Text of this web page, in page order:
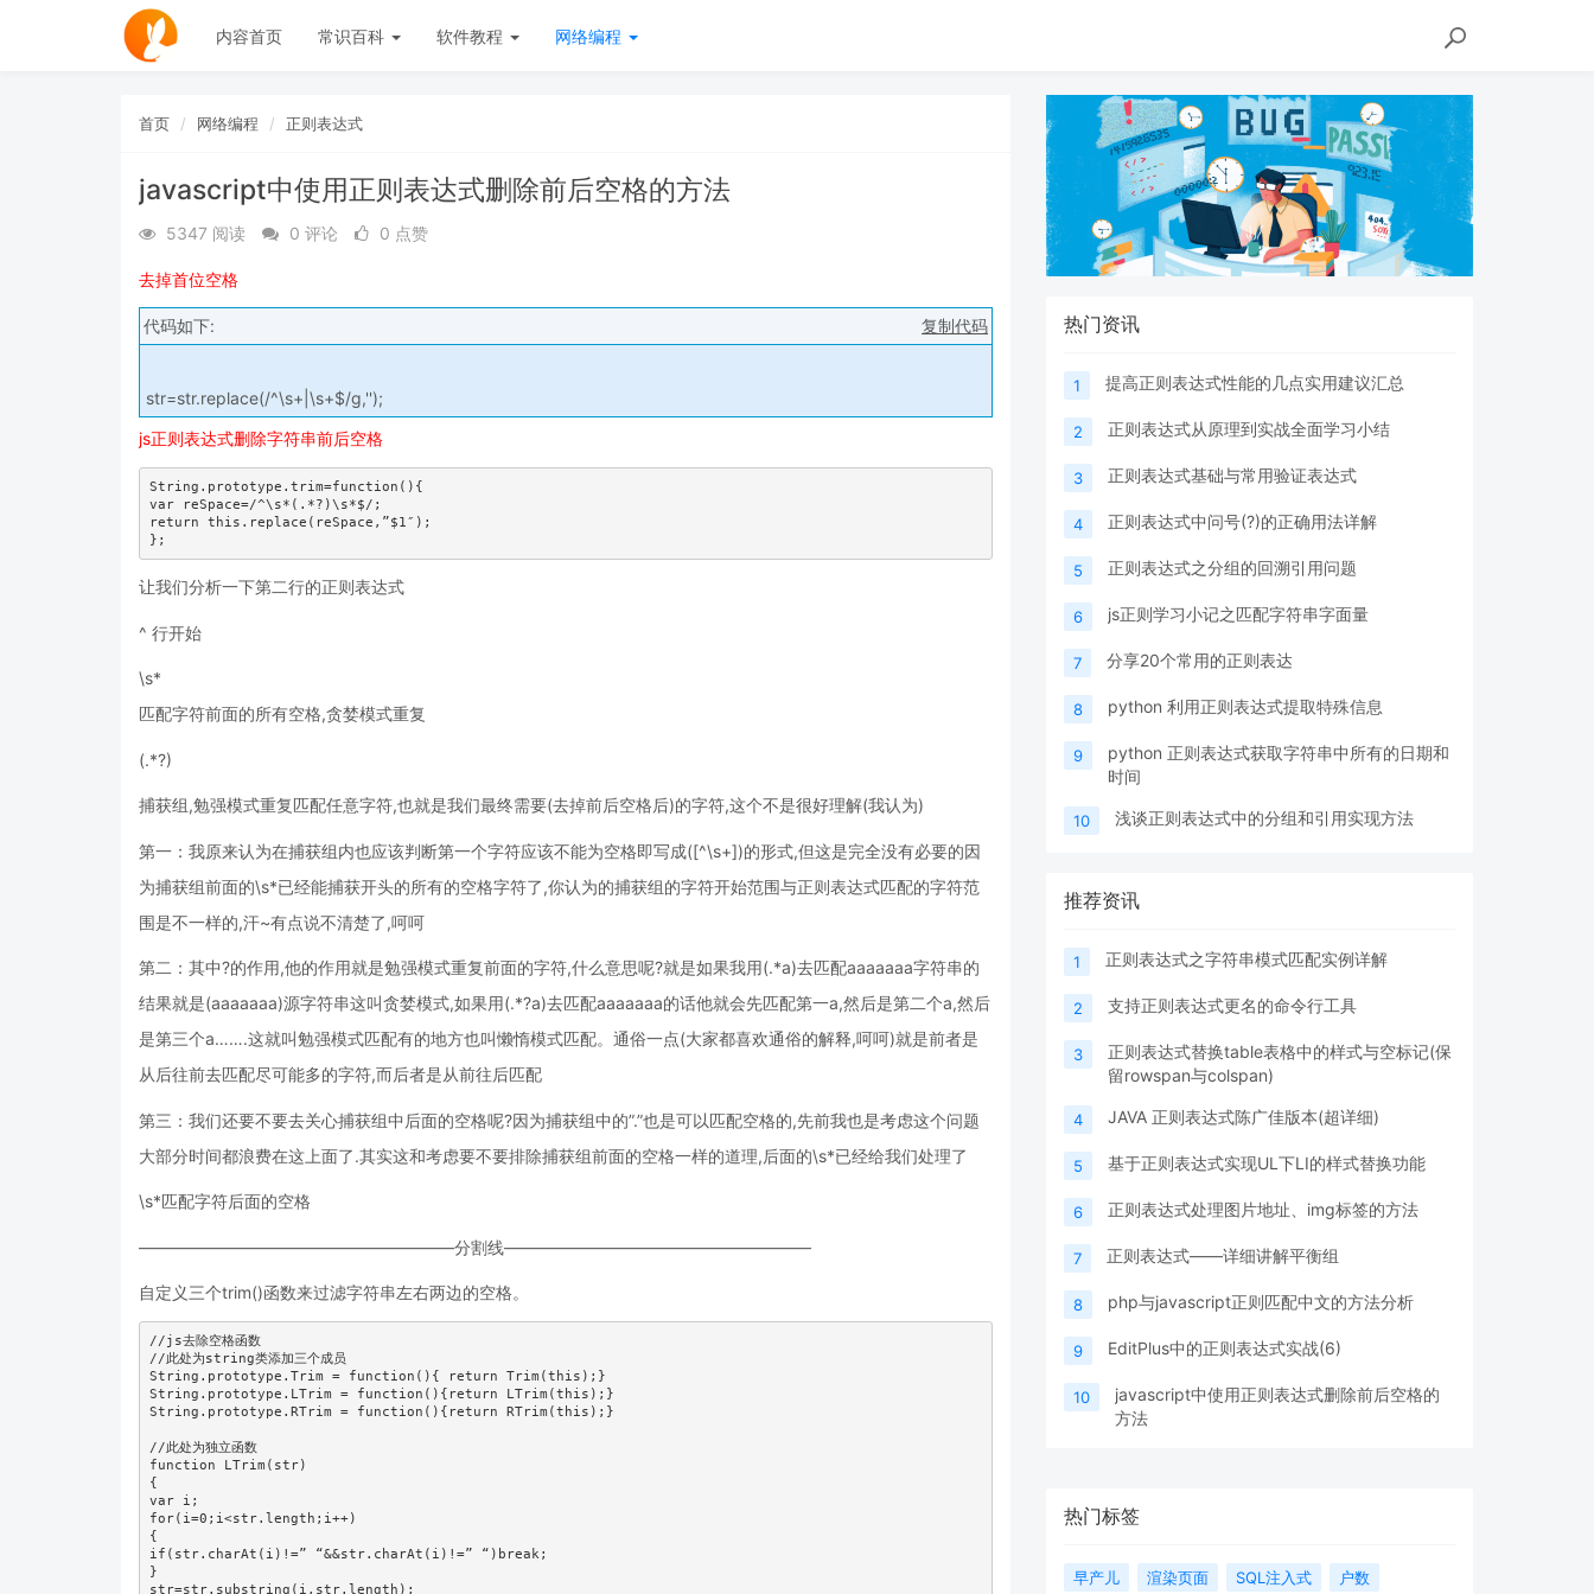
内容首页 常识百科 软件教程 网络编程
首页 网络编程 正则表达式
javascript中使用正则表达式删除前后空格的方法
5347 阅读 0 评论 0 点赞
去掉首位空格
复制代码
代码如下:
str=str.replace(/^\s+|\s+$/g,'');
js正则表达式删除字符串前后空格
String.prototype.trim=function(){
var reSpace=/^\s*(.*?)\s*$/;
return this.replace(reSpace,”$1″);
};
让我们分析一下第二行的正则表达式
^ 行开始
\s*
匹配字符前面的所有空格,贪婪模式重复
(.*?)
捕获组,勉强模式重复匹配任意字符,也就是我们最终需要(去掉前后空格后)的字符,这个不是很好理解(我认为)
第一：我原来认为在捕获组内也应该判断第一个字符应该不能为空格即写成([^\s+])的形式,但这是完全没有必要的因
为捕获组前面的\s*已经能捕获开头的所有的空格字符了,你认为的捕获组的字符开始范围与正则表达式匹配的字符范
围是不一样的,汗~有点说不清楚了,呵呵
第二：其中?的作用,他的作用就是勉强模式重复前面的字符,什么意思呢?就是如果我用(.*a)去匹配aaaaaaa字符串的
结果就是(aaaaaaa)源字符串这叫贪婪模式,如果用(.*?a)去匹配aaaaaaa的话他就会先匹配第一a,然后是第二个a,然后
是第三个a…….这就叫勉强模式匹配有的地方也叫懒惰模式匹配。通俗一点(大家都喜欢通俗的解释,呵呵)就是前者是
从后往前去匹配尽可能多的字符,而后者是从前往后匹配
第三：我们还要不要去关心捕获组中后面的空格呢?因为捕获组中的”.”也是可以匹配空格的,先前我也是考虑这个问题
大部分时间都浪费在这上面了.其实这和考虑要不要排除捕获组前面的空格一样的道理,后面的\s*已经给我们处理了
\s*匹配字符后面的空格
———————————————————分割线——————————————————–
自定义三个trim()函数来过滤字符串左右两边的空格。
//js去除空格函数
//此处为string类添加三个成员
String.prototype.Trim = function(){ return Trim(this);}
String.prototype.LTrim = function(){return LTrim(this);}
String.prototype.RTrim = function(){return RTrim(this);}
//此处为独立函数
function LTrim(str)
{
var i;
for(i=0;i<str.length;i++)
{
if(str.charAt(i)!=” “&&str.charAt(i)!=” “)break;
}
str=str.substring(i,str.length);
热门资讯
1 提高正则表达式性能的几点实用建议汇总
2 正则表达式从原理到实战全面学习小结
3 正则表达式基础与常用验证表达式
4 正则表达式中问号(?)的正确用法详解
5 正则表达式之分组的回溯引用问题
6 js正则学习小记之匹配字符串字面量
7 分享20个常用的正则表达
8 python 利用正则表达式提取特殊信息
9
python 正则表达式获取字符串中所有的日期和
时间
10 浅谈正则表达式中的分组和引用实现方法
推荐资讯
1 正则表达式之字符串模式匹配实例详解
2 支持正则表达式更名的命令行工具
3
正则表达式替换table表格中的样式与空标记(保
留rowspan与colspan)
4 JAVA 正则表达式陈广佳版本(超详细)
5 基于正则表达式实现UL下LI的样式替换功能
6 正则表达式处理图片地址、img标签的方法
7 正则表达式——详细讲解平衡组
8 php与javascript正则匹配中文的方法分析
9 EditPlus中的正则表达式实战(6)
10
javascript中使用正则表达式删除前后空格的
方法
热门标签
早产儿 渲染页面 SQL注入式
户数